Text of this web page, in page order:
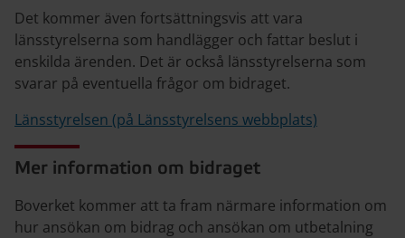
Det kommer även fortsättningsvis att vara
länsstyrelserna som handlägger och fattar beslut i
enskilda ärenden. Det är också länsstyrelserna som
svarar på eventuella frågor om bidraget.
Länsstyrelsen (på Länsstyrelsens webbplats)
Mer information om bidraget
Boverket kommer att ta fram närmare information om
hur ansökan om bidrag och ansökan om utbetalning